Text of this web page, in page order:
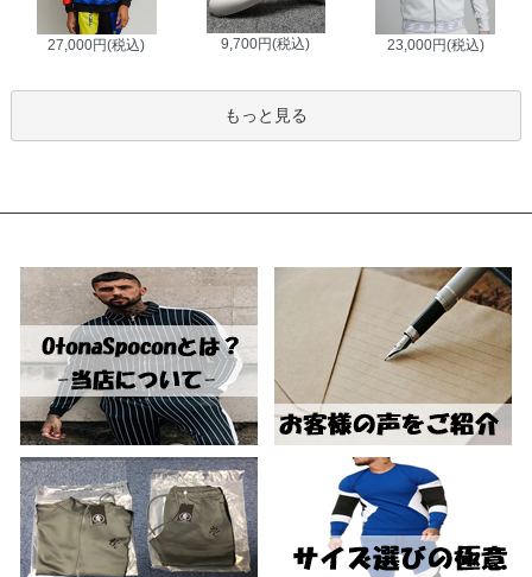
27,000円(税込) 9,700円(税込) 23,000円(税込)
もっと見る